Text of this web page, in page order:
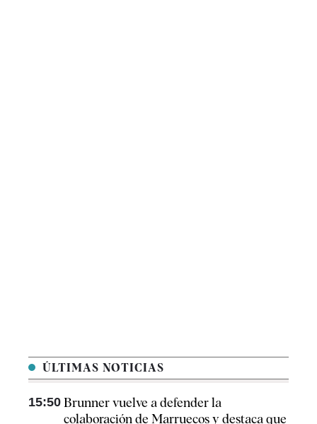
ÚLTIMAS NOTICIAS
15:50 Brunner vuelve a defender la
colaboración de Marruecos y destaca que